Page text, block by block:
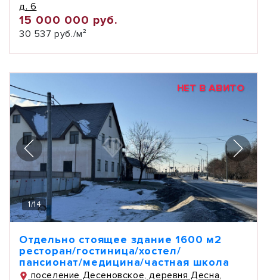
д. 6
15 000 000 руб.
30 537 руб./м²
НЕТ В АВИТО
1/14
Отдельно стоящее здание 1600 м2
ресторан/гостиница/хостел/
пансионат/медицина/частная школа
поселение Десеновское, деревня Десна,